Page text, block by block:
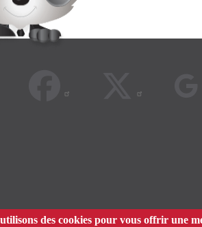
des cookies pour vous offrir une